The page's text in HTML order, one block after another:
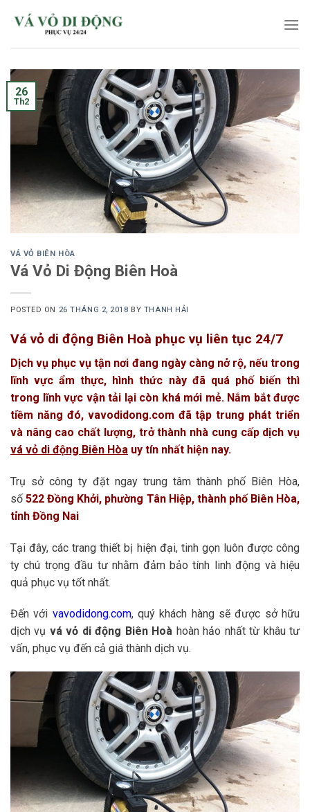
26
Th2
VÁ VỎ BIÊN HÒA
Vá Vỏ Di Động Biên Hoà
POSTED ON 26 THÁNG 2, 2018 BY THANH HẢI
Vá vỏ di động Biên Hoà phục vụ liên tục 24/7
Dịch vụ phục vụ tận nơi đang ngày càng nở rộ, nếu trong
lĩnh vực ẩm thực, hình thức này đã quá phố biến thì
trong lĩnh vực vận tải lại còn khá mới mẻ. Nắm bắt được
tiềm năng đó, vavodidong.com đã tập trung phát triển
và nâng cao chất lượng, trở thành nhà cung cấp dịch vụ
vá vỏ di động Biên Hòa uy tín nhất hiện nay.
Trụ sở công ty đặt ngay trung tâm thành phố Biên Hòa,
số522 Đồng Khởi, phường Tân Hiệp, thành phố Biên Hòa,
tỉnh Đồng Nai
Tại đây, các trang thiết bị hiện đại, tinh gọn luôn được công
ty chú trọng đầu tư nhằm đảm bảo tính linh động và hiệu
quả phục vụ tốt nhất.
Đến với vavodidong.com, quý khách hàng sẽ được sở hữu
dịch vụ vá vỏ di động Biên Hoà hoàn hảo nhất từ khâu tư
vấn, phục vụ đến cả giá thành dịch vụ.